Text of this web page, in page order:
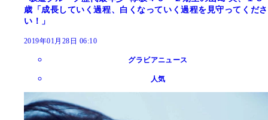
歳「成長していく過程、白くなっていく過程を見守ってくださ
い！」
2019年01月28日 06:10
グラビアニュース
人気